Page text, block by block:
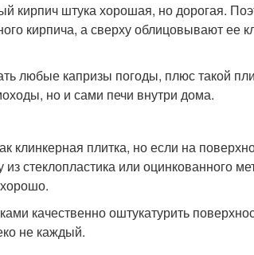
кирпич штука хорошая, но дорогая.
кирпича, а сверху облицовывают ее
любые капризы погоды, плюс такой
но и сами печи внутри дома.
клинкерная плитка, но если на
стеклопластика или оцинкованного
качественно оштукатурить
не каждый.